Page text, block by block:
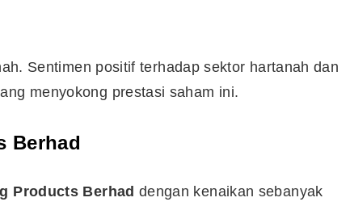
Sentimen positif terhadap sektor hartanah dan
menyokong prestasi saham ini.
Berhad
Products Berhad dengan kenaikan sebanyak